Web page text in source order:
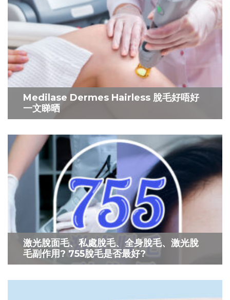
Medilase Dermes Hairless 脫毛好唔好
一文睇晒
激光脫面毛、私處脫毛、全身脫毛、激光脫
毛副作用? 755脫毛是否最好?